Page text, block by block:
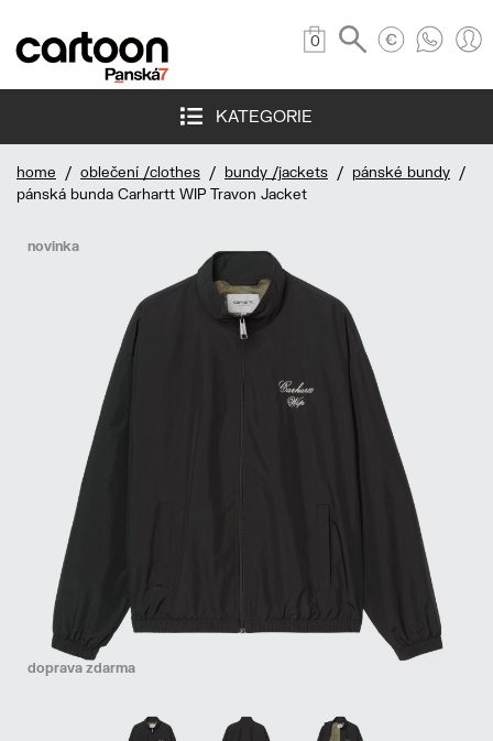
0
KATEGORIE
home / oblečení /clothes / bundy /jackets / pánské bundy /
pánská bunda Carhartt WIP Travon Jacket
doprava zdarma
novinka